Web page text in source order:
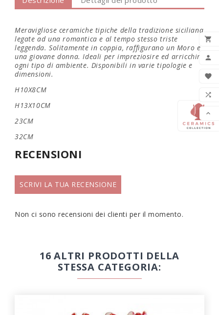





Meravigliose ceramiche tipiche della tradizione siciliana
legate ad una romantica e al tempo stesso triste
leggenda. Solitamente in coppia, raffigurano un Moro e
una giovane donna. Ideali per impreziosire ed arricchire
ogni tipo di ambiente. Disponibili in varie tipologie e
dimensioni.
H10X8CM
H13X10CM
23CM
32CM
RECENSIONI
SCRIVI LA TUA RECENSIONE
Non ci sono recensioni dei clienti per il momento.
16 ALTRI PRODOTTI DELLA
STESSA CATEGORIA: